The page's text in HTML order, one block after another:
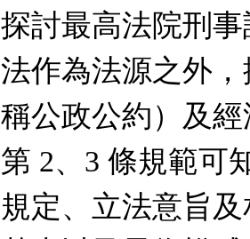
探討最高法院刑
法作為法源之外
稱公政公約）及
第 2、3 條規範可
規定、立法意旨